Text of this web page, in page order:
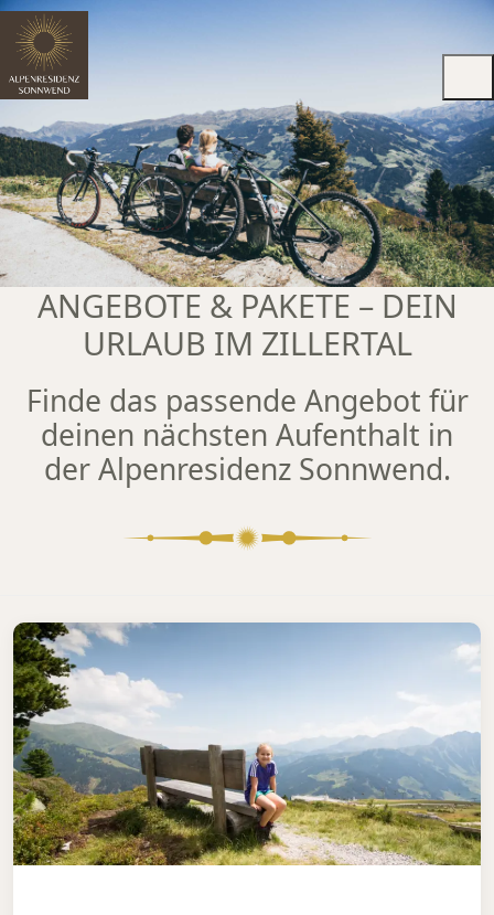
ANGEBOTE & PAKETE – DEIN
URLAUB IM ZILLERTAL
Finde das passende Angebot für
deinen nächsten Aufenthalt in
der Alpenresidenz Sonnwend.